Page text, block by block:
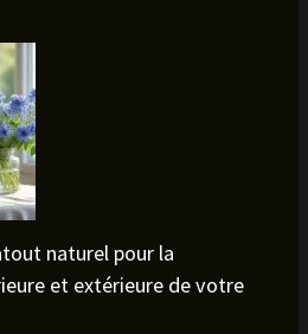
naturel pour la
et extérieure de votre